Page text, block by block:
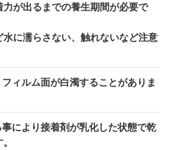
が出るまでの養生期間が必要で
に濡らさない、触れないなど注意
ィルム面が白濁することがありま
により接着剤が乳化した状態で乾